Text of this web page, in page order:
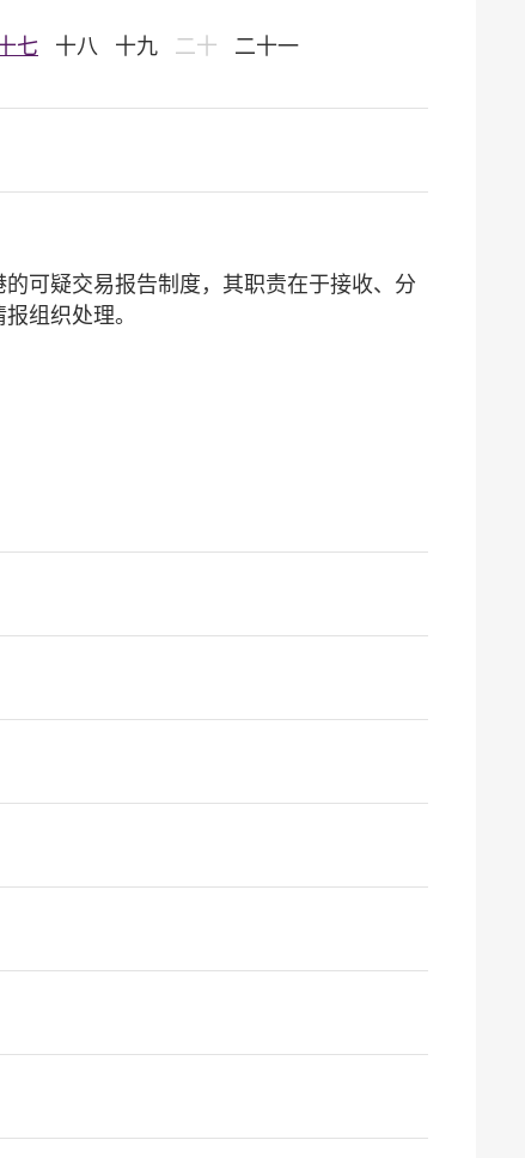
七 十八 十九 二十 二十一
可疑交易报告制度，其职责在于接收、分
组织处理。